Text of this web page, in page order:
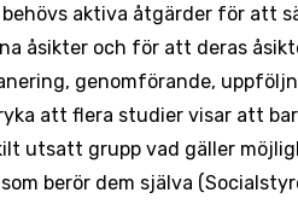
aktiva åtgärder för att
åsikter och för att deras
genomförande,
att flera studier visar att
utsatt grupp vad gäller
berör dem själva